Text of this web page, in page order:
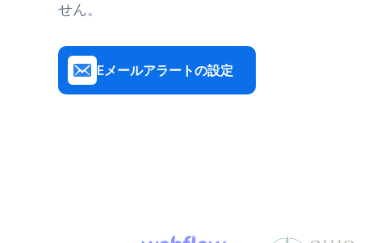
せん。
Eメールアラートの設定